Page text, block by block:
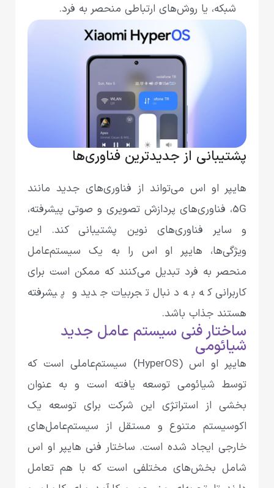
شبکه، یا روش‌های ارتباطی منحصر به فرد.
پشتیبانی از جدیدترین فناوری‌ها
هایپر او اس می‌تواند از فناوری‌های جدید مانند
5G، فناوری‌های پردازش تصویری و صوتی پیشرفته،
و سایر فناوری‌های نوین پشتیبانی کند. این
ویژگی‌ها، هایپر او اس را به یک سیستم‌عامل
منحصر به فرد تبدیل می‌کنند که ممکن است برای
کاربرانی که به دنبال تجربیات جدید و پیشرفته
هستند جذاب باشد.
ساختار فنی سیستم عامل جدید
شیائومی
هایپر او اس (HyperOS) سیستم‌عاملی است که
توسط شیائومی توسعه یافته است و به عنوان
بخشی از استراتژی این شرکت برای توسعه یک
اکوسیستم متنوع و مستقل از سیستم‌عامل‌های
خارجی ایجاد شده است. ساختار فنی هایپر او اس
شامل بخش‌های مختلفی است که با هم تعامل